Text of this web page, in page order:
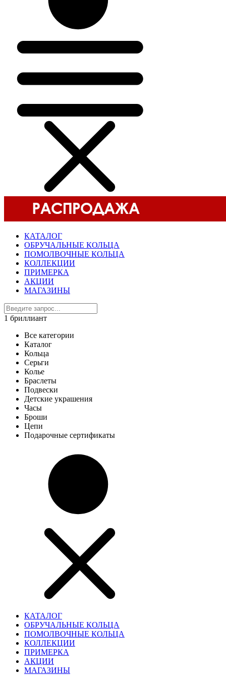
КАТАЛОГ
ОБРУЧАЛЬНЫЕ КОЛЬЦА
ПОМОЛВОЧНЫЕ КОЛЬЦА
КОЛЛЕКЦИИ
ПРИМЕРКА
АКЦИИ
МАГАЗИНЫ
1 бриллиант
Все категории
Каталог
Кольца
Серьги
Колье
Браслеты
Подвески
Детские украшения
Часы
Броши
Цепи
Подарочные сертификаты
КАТАЛОГ
ОБРУЧАЛЬНЫЕ КОЛЬЦА
ПОМОЛВОЧНЫЕ КОЛЬЦА
КОЛЛЕКЦИИ
ПРИМЕРКА
АКЦИИ
МАГАЗИНЫ